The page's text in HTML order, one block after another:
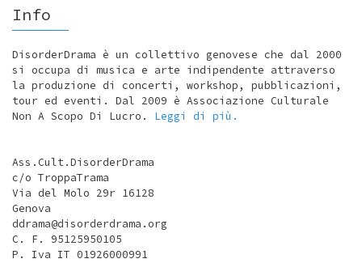
Info
DisorderDrama è un collettivo genovese che dal 2000
si occupa di musica e arte indipendente attraverso
la produzione di concerti, workshop, pubblicazioni,
tour ed eventi. Dal 2009 è Associazione Culturale
Non A Scopo Di Lucro. Leggi di più.
Ass.Cult.DisorderDrama
c/o TroppaTrama
Via del Molo 29r 16128
Genova
ddrama@disorderdrama.org
C. F. 95125950105
P. Iva IT 01926000991